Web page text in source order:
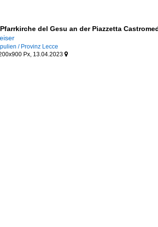
del Gesu an der Piazzetta
/ Provinz Lecce
Px, 13.04.2023 